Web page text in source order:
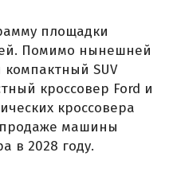
площадки
Помимо нынешней
SUV
кроссовер Ford и
кроссовера
машины
в 2028 году.